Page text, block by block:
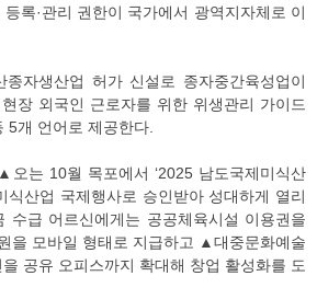
록·관리 권한이 국가에서 광역지자체로 이
자생산업 허가 신설로 종자중간육성업이
장 외국인 근로자를 위한 위생관리 가이드
5개 언어로 제공한다.
오는 10월 목포에서 ‘2025 남도국제미식산
식산업 국제행사로 승인받아 성대하게 열리
급 어르신에게는 공공체육시설 이용권을
을 모바일 형태로 지급하고 ▲대중문화예술
공유 오피스까지 확대해 창업 활성화를 도